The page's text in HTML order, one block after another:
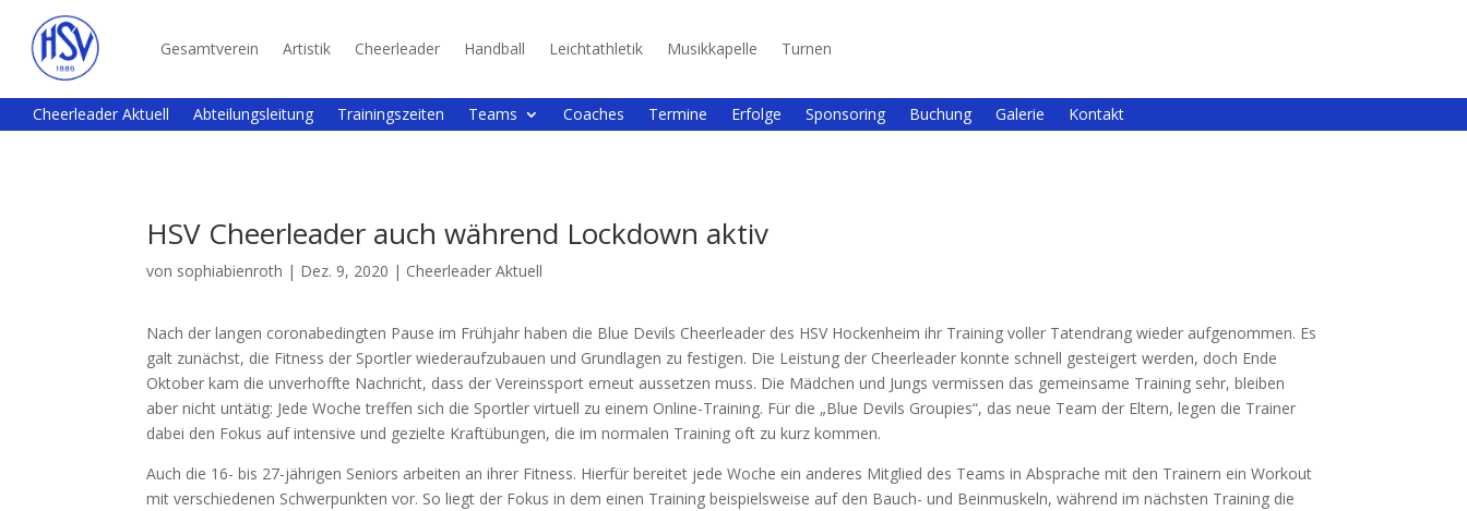
Gesamtverein Artistik Cheerleader Handball Leichtathletik Musikkapelle Turnen
Cheerleader Aktuell Abteilungsleitung Trainingszeiten Teams Coaches Termine Erfolge Sponsoring Buchung Galerie Kontakt
HSV Cheerleader auch während Lockdown aktiv
von sophiabienroth | Dez. 9, 2020 | Cheerleader Aktuell
Nach der langen coronabedingten Pause im Frühjahr haben die Blue Devils Cheerleader des HSV Hockenheim ihr Training voller Tatendrang wieder aufgenommen. Es
galt zunächst, die Fitness der Sportler wiederaufzubauen und Grundlagen zu festigen. Die Leistung der Cheerleader konnte schnell gesteigert werden, doch Ende
Oktober kam die unverhoffte Nachricht, dass der Vereinssport erneut aussetzen muss. Die Mädchen und Jungs vermissen das gemeinsame Training sehr, bleiben
aber nicht untätig: Jede Woche treffen sich die Sportler virtuell zu einem Online-Training. Für die „Blue Devils Groupies“, das neue Team der Eltern, legen die Trainer
dabei den Fokus auf intensive und gezielte Kraftübungen, die im normalen Training oft zu kurz kommen.
Auch die 16- bis 27-jährigen Seniors arbeiten an ihrer Fitness. Hierfür bereitet jede Woche ein anderes Mitglied des Teams in Absprache mit den Trainern ein Workout
mit verschiedenen Schwerpunkten vor. So liegt der Fokus in dem einen Training beispielsweise auf den Bauch- und Beinmuskeln, während im nächsten Training die